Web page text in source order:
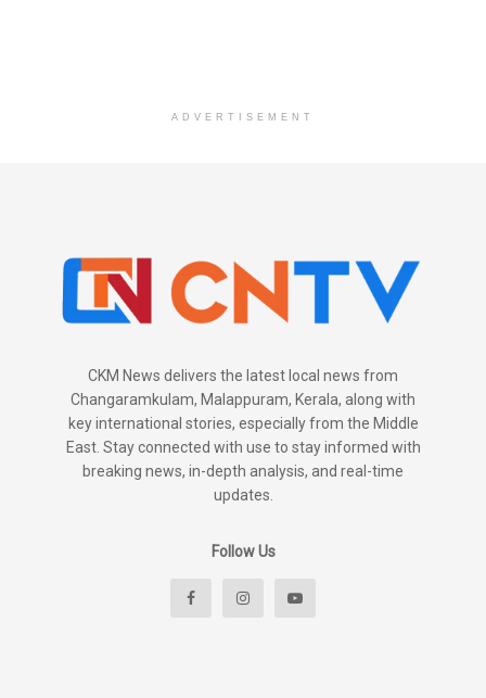
ADVERTISEMENT
CKM News delivers the latest local news from
Changaramkulam, Malappuram, Kerala, along with
key international stories, especially from the Middle
East. Stay connected with use to stay informed with
breaking news, in-depth analysis, and real-time
updates.
Follow Us